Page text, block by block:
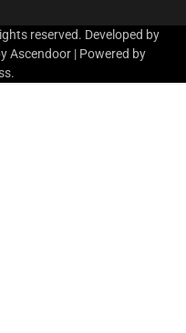
reserved. Developed by
Ascendoor| Powered by
.